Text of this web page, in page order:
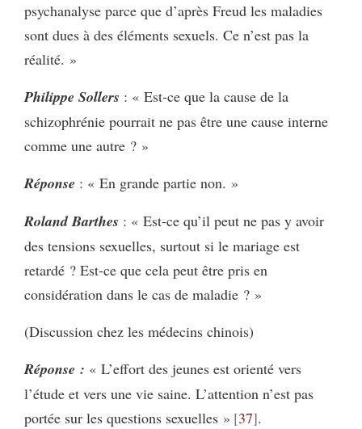
psychanalyse parce que d’après Freud les maladies
sont dues à des éléments sexuels. Ce n’est pas la
réalité. »
Philippe Sollers : « Est-ce que la cause de la
schizophrénie pourrait ne pas être une cause interne
comme une autre ? »
Réponse : « En grande partie non. »
Roland Barthes : « Est-ce qu’il peut ne pas y avoir
des tensions sexuelles, surtout si le mariage est
retardé ? Est-ce que cela peut être pris en
considération dans le cas de maladie ? »
(Discussion chez les médecins chinois)
Réponse : « L’effort des jeunes est orienté vers
l’étude et vers une vie saine. L’attention n’est pas
portée sur les questions sexuelles » 37 .